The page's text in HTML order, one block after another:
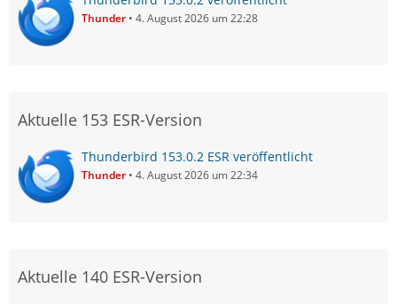
Thunder 4. August 2026 um 22:28
Aktuelle 153 ESR-Version
Thunderbird 153.0.2 ESR veröffentlicht
Thunder 4. August 2026 um 22:34
Aktuelle 140 ESR-Version